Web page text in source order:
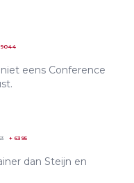
9044
eens Conference
+ 6395
dan Steijn en